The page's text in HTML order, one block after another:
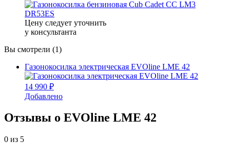
Цену следует уточнить
у консультанта
Вы смотрели (1)
Газонокосилка электрическая EVOline LME 42
14 990 ₽
Добавлено
Отзывы о EVOline LME 42
0 из 5